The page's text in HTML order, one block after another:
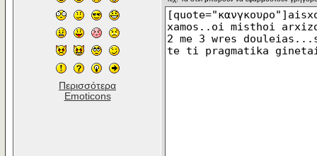
Περισσότερα
Emoticons